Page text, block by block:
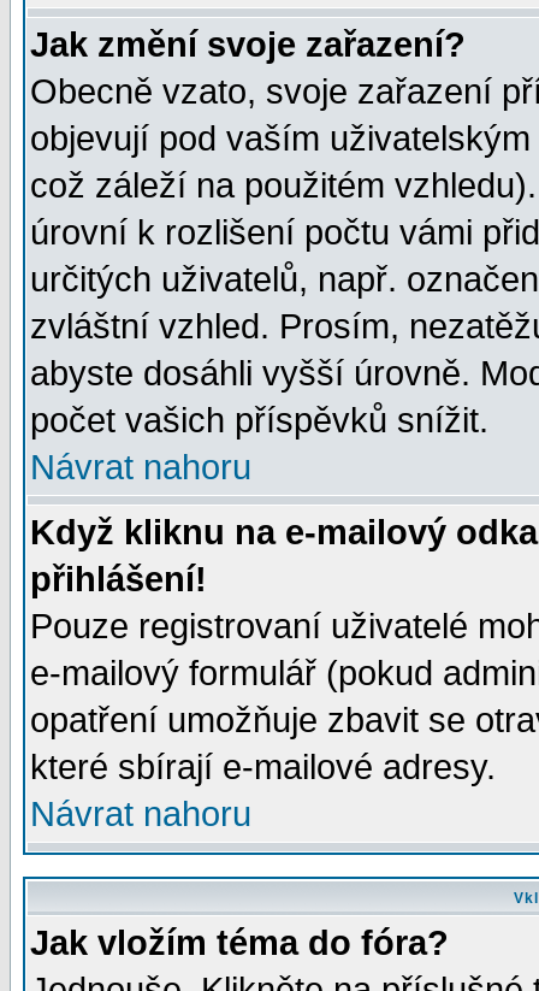
Jak změní svoje zařazení?
Obecně vzato, svoje zařazení
objevují pod vaším
což záleží na použitém
úrovní k rozlišení počtu vámi
určitých uživatelů, např.
zvláštní vzhled. Prosím,
abyste dosáhli vyšší úrovně.
počet vašich příspěvků snížit.
Návrat nahoru
Když kliknu na e-mailový
přihlášení!
Pouze registrovaní uživatelé
e-mailový formulář (pokud
opatření umožňuje zbavit se
které sbírají e-mailové adresy.
Návrat nahoru
Jak vložím téma do fóra?